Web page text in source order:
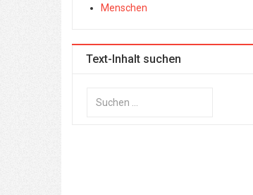
Menschen
Text-Inhalt suchen